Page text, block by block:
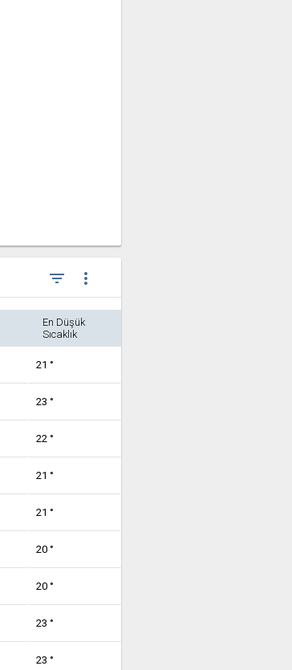
filter_list more_vert
En Düşük
Sıcaklık
21 °
23 °
22 °
21 °
21 °
20 °
20 °
23 °
23 °